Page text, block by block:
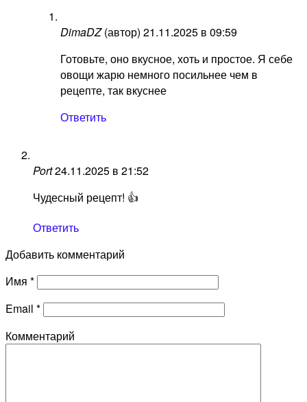
DimaDZ (автор) 21.11.2025 в 09:59
Готовьте, оно вкусное, хоть и простое. Я себе
овощи жарю немного посильнее чем в
рецепте, так вкуснее
Ответить
Port24.11.2025 в 21:52
Чудесный рецепт! 👍
Ответить
Добавить комментарий
Имя *
Email *
Комментарий